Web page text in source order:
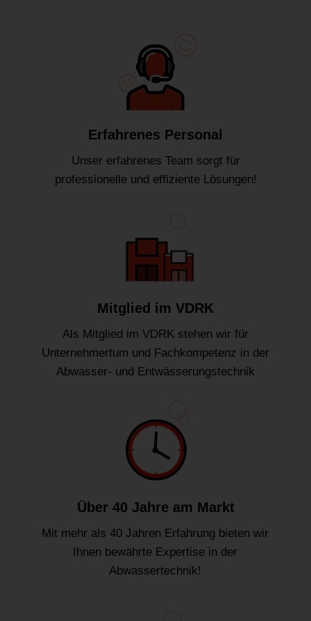
Erfahrenes Personal
Unser erfahrenes Team sorgt für
professionelle und effiziente Lösungen!
Mitglied im VDRK
Als Mitglied im VDRK stehen wir für
Unternehmertum und Fachkompetenz in der
Abwasser- und Entwässerungstechnik
Über 40 Jahre am Markt
Mit mehr als 40 Jahren Erfahrung bieten wir
Ihnen bewährte Expertise in der
Abwassertechnik!